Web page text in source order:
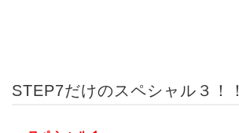
STEP7だけのスペシャル３！！